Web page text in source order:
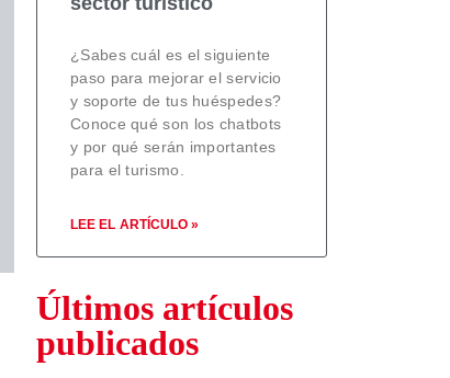
¿Sabes cuál es el siguiente
paso para mejorar el servicio
y soporte de tus huéspedes?
Conoce qué son los chatbots
y por qué serán importantes
para el turismo.
LEE EL ARTÍCULO »
Últimos artículos
publicados